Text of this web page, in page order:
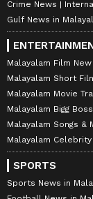
Crime News
Gulf News in
Malayalam Film New
Malayalam Short
Malayalam Movie
Malayalam Bigg Boss
Malayalam Songs &
Malayalam
SPORTS
Sports News in